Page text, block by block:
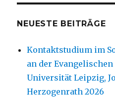
NEUESTE BEITRÄGE
Kontaktstudium im
an der
Universität Leipzig,
Herzogenrath 2026